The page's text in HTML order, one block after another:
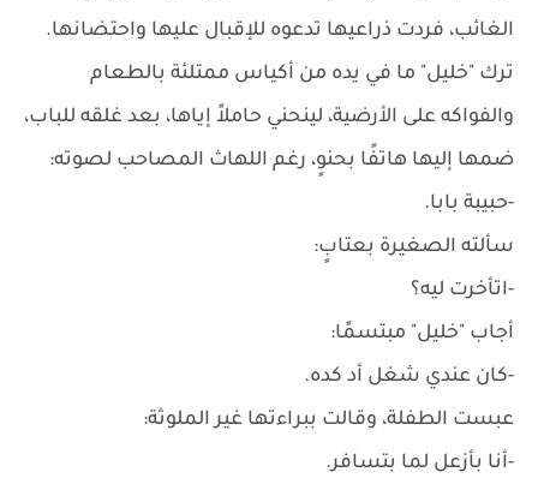
الغائب، فردت ذراعيها تدعوه للإقبال عليها واحتضانها.
ترك "خليل" ما في يده من أكياس ممتلئة بالطعام
والفواكه على الأرضية، لينحني حاملاً إياها، بعد غلقه للباب،
ضمها إليها هاتفًا بحنوٍ، رغم اللهاث المصاحب لصوته:
-حبيبة بابا.
سألته الصغيرة بعتابٍ:
-اتأخرت ليه؟
أجاب "خليل" مبتسمًا:
-كان عندي شغل أد كده.
عبست الطفلة، وقالت ببراءتها غير الملوثة:
-أنا بأزعل لما بتسافر.